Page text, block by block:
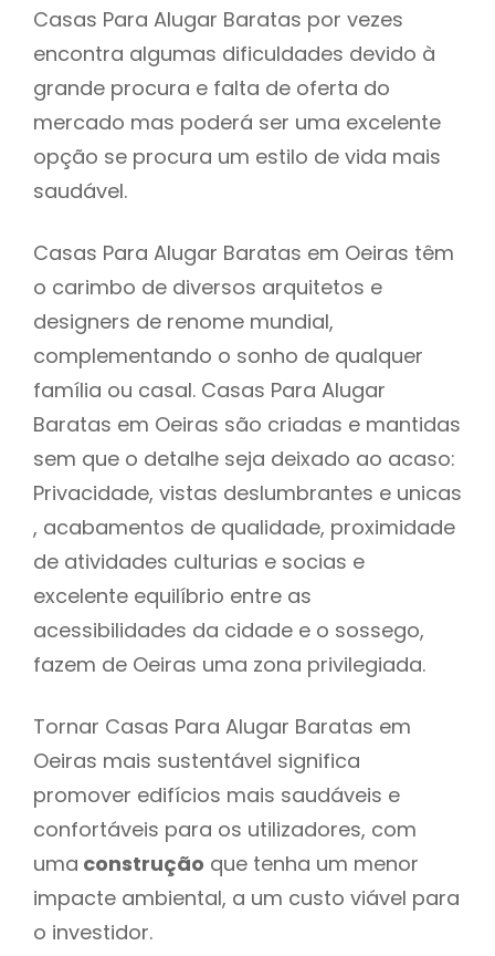
Casas Para Alugar Baratas por vezes
encontra algumas dificuldades devido à
grande procura e falta de oferta do
mercado mas poderá ser uma excelente
opção se procura um estilo de vida mais
saudável.
Casas Para Alugar Baratas em Oeiras têm
o carimbo de diversos arquitetos e
designers de renome mundial,
complementando o sonho de qualquer
família ou casal. Casas Para Alugar
Baratas em Oeiras são criadas e mantidas
sem que o detalhe seja deixado ao acaso:
Privacidade, vistas deslumbrantes e unicas
, acabamentos de qualidade, proximidade
de atividades culturias e socias e
excelente equilíbrio entre as
acessibilidades da cidade e o sossego,
fazem de Oeiras uma zona privilegiada.
Tornar Casas Para Alugar Baratas em
Oeiras mais sustentável significa
promover edifícios mais saudáveis e
confortáveis para os utilizadores, com
uma construção que tenha um menor
impacte ambiental, a um custo viável para
o investidor.